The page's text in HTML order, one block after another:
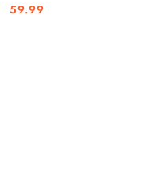
Cena:
59.99